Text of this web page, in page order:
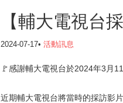
【輔大電視台
2024-07-17• 活動訊息
🚩感謝輔大電視台於2024年3月
近期輔大電視台將當時的採訪影